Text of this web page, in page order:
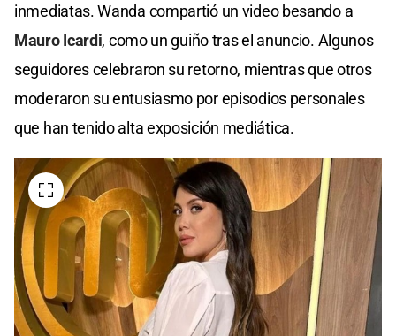
inmediatas. Wanda compartió un video besando a
Mauro Icardi, como un guiño tras el anuncio. Algunos
seguidores celebraron su retorno, mientras que otros
moderaron su entusiasmo por episodios personales
que han tenido alta exposición mediática.